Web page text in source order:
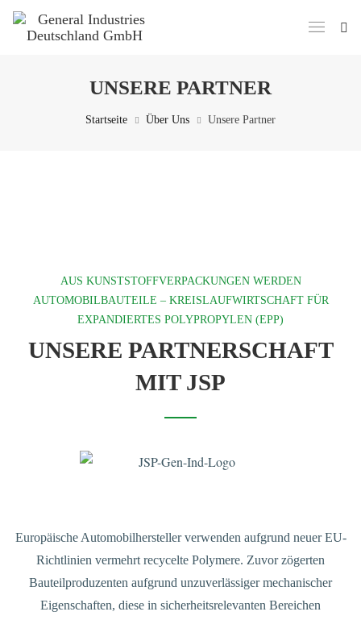
UNSERE PARTNER
Startseite Über Uns Unsere Partner
AUS KUNSTSTOFFVERPACKUNGEN WERDEN
AUTOMOBILBAUTEILE – KREISLAUFWIRTSCHAFT FÜR
EXPANDIERTES POLYPROPYLEN (EPP)
UNSERE PARTNERSCHAFT
MIT JSP
Europäische Automobilhersteller verwenden aufgrund neuer EU-
Richtlinien vermehrt recycelte Polymere. Zuvor zögerten
Bauteilproduzenten aufgrund unzuverlässiger mechanischer
Eigenschaften, diese in sicherheitsrelevanten Bereichen